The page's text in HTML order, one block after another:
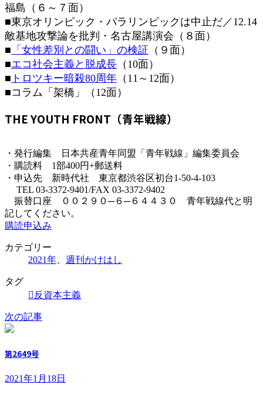
福島（６～７面）
■東京オリンピック・パラリンピックは中止だ／12.14
敵基地攻撃論を批判・名古屋講演会（８面）
■ 「女性差別との闘い」の検証 （９面）
■エコ社会主義と脱成長 （10面）
■ トロツキー暗殺80周年 （11～12面）
■コラム「架橋」（12面）
THE YOUTH FRONT（青年戦線）
・発行編集 日本共産青年同盟「青年戦線」編集委員会
・購読料 1部400円+郵送料
・申込先 新時代社 東京都渋谷区初台1-50-4-103
TEL 03-3372-9401/FAX 03-3372-9402
振替口座 ００２９０─６─６４４３０ 青年戦線代と明
記してください。
購読申込み
カテゴリー
2021年
週刊かけはし
タグ
反資本主義
次の記事
第2649号
2021年1月18日